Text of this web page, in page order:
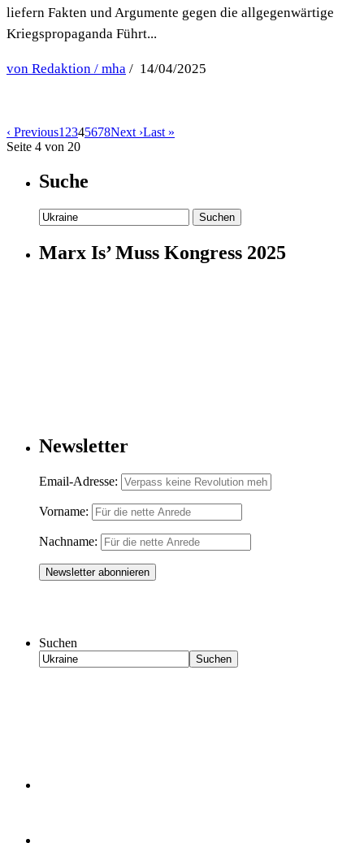
liefern Fakten und Argumente gegen die allgegenwärtige
Kriegspropaganda Führt...
von Redaktion / mha / 14/04/2025
‹ Previous1 2345678Next ›Last »
Seite 4 von 20
Suche
Suchen
nach:
Marx Is’ Muss Kongress 2025
Newsletter
Email-Adresse:
Vorname:
Nachname:
Suchen
Suchen